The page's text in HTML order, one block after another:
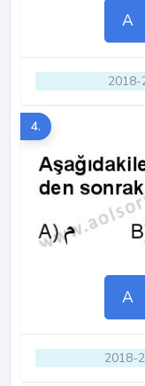
A
2018-
4.
A
2018-